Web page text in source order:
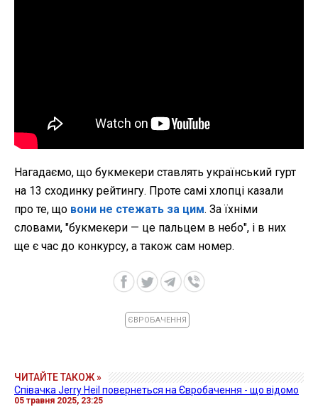
Нагадаємо, що букмекери ставлять український гурт
на 13 сходинку рейтингу. Проте самі хлопці казали
про те, що вони не стежать за цим. За їхніми
словами, "букмекери — це пальцем в небо", і в них
ще є час до конкурсу, а також сам номер.
ЄВРОБАЧЕННЯ
ЧИТАЙТЕ ТАКОЖ »
Співачка Jerry Heil повернеться на Євробачення - що відомо
05 травня 2025, 23:25